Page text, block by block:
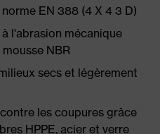
EN 388 (4 X 4 3 D)
l'abrasion mécanique
NBR
secs et légèrement
les coupures grâce
HPPE, acier et verre